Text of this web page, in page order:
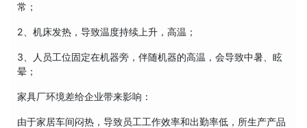
常；
2、机床发热，导致温度持续上升，高温；
3、人员工位固定在机器旁，伴随机器的高温，会导致中暑、眩
晕；
家具厂环境差给企业带来影响：
由于家居车间闷热，导致员工工作效率和出勤率低，所生产产品